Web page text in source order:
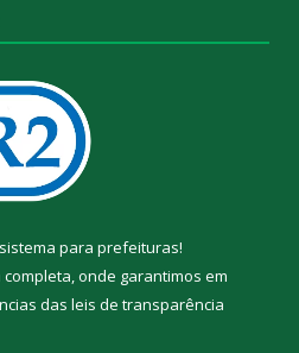
sistema para prefeituras!
completa, onde garantimos em
das leis de transparência